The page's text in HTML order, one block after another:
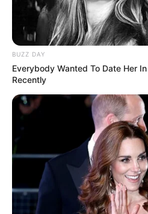
BUZZ DAY
Everybody Wanted To Date Her
Recently